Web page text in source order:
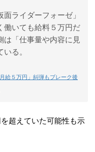
ライダーフォーゼ」
働いても給料５万円だ
は「仕事量や内容に見
る。
５万円」糾弾もブレーク後
超えていた可能性も示